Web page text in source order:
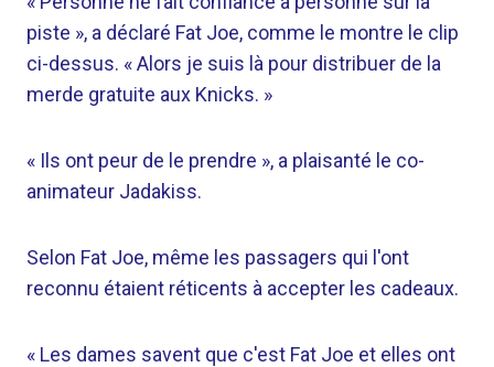
piste », a déclaré Fat Joe, comme le montre le clip
ci-dessus. « Alors je suis là pour distribuer de la
merde gratuite aux Knicks. »
« Ils ont peur de le prendre », a plaisanté le co-
animateur Jadakiss.
Selon Fat Joe, même les passagers qui l'ont
reconnu étaient réticents à accepter les cadeaux.
« Les dames savent que c'est Fat Joe et elles ont